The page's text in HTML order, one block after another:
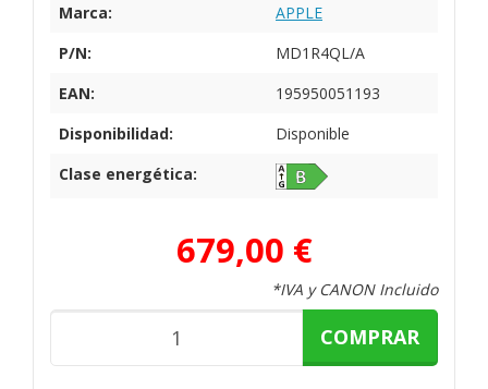
Marca:
APPLE
P/N:
MD1R4QL/A
EAN:
195950051193
Disponibilidad:
Disponible
Clase energética:
679,00 €
*IVA y CANON Incluido
COMPRAR